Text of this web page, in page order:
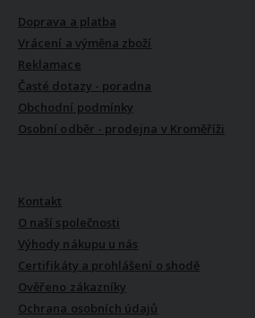
Doprava a platba
Vrácení a výměna zboží
Reklamace
Časté dotazy - poradna
Obchodní podmínky
Osobní odběr - prodejna v Kroměříži
Kontakt
O naší společnosti
Výhody nákupu u nás
Certifikáty a prohlášení o shodě
Ověřeno zákazníky
Ochrana osobních údajů